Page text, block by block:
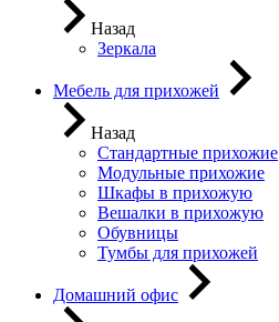
Назад
Зеркала
Мебель для прихожей
Назад
Стандартные прихожие
Модульные прихожие
Шкафы в прихожую
Вешалки в прихожую
Обувницы
Тумбы для прихожей
Домашний офис